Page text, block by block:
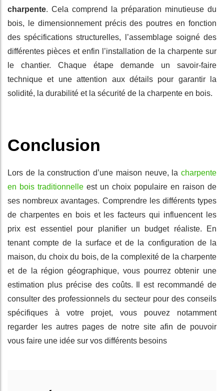
charpente. Cela comprend la préparation minutieuse du
bois, le dimensionnement précis des poutres en fonction
des spécifications structurelles, l’assemblage soigné des
différentes pièces et enfin l’installation de la charpente sur
le chantier. Chaque étape demande un savoir-faire
technique et une attention aux détails pour garantir la
solidité, la durabilité et la sécurité de la charpente en bois.
Conclusion
Lors de la construction d’une maison neuve, la charpente
en bois traditionnelle est un choix populaire en raison de
ses nombreux avantages. Comprendre les différents types
de charpentes en bois et les facteurs qui influencent les
prix est essentiel pour planifier un budget réaliste. En
tenant compte de la surface et de la configuration de la
maison, du choix du bois, de la complexité de la charpente
et de la région géographique, vous pourrez obtenir une
estimation plus précise des coûts. Il est recommandé de
consulter des professionnels du secteur pour des conseils
spécifiques à votre projet, vous pouvez notamment
regarder les autres pages de notre site afin de pouvoir
vous faire une idée sur vos différents besoins